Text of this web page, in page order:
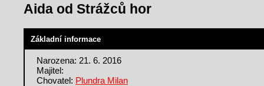
Aida od Strážců hor
Základní informace
Narozena: 21. 6. 2016
Majitel:
Chovatel: Plundra Milan